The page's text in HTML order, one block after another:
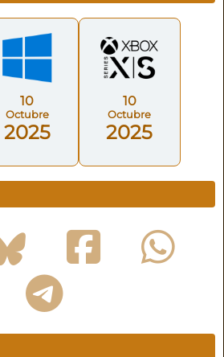
10
Octubre
2025
10
Octubre
2025